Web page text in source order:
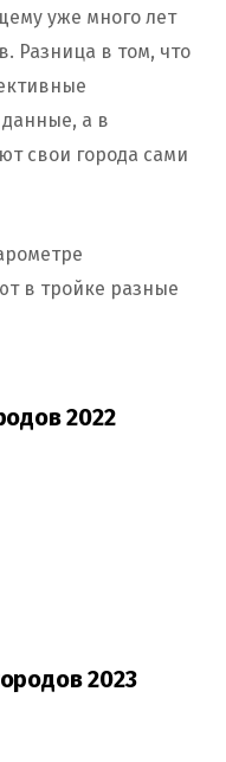
уже много лет
Разница в том, что
данные, а в
свои города сами
в тройке разные
2022
2023